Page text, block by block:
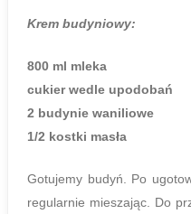
Krem budyniowy:
800 ml mleka
cukier wedle upodobań
2 budynie waniliowe
1/2 kostki masła
Gotujemy budyń. Po
regularnie mieszając. Do